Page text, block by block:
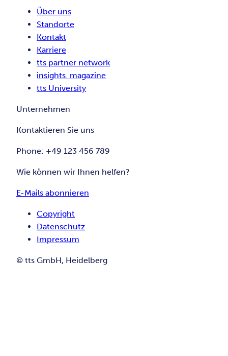
Über uns
Standorte
Kontakt
Karriere
tts partner network
insights. magazine
tts University
Unternehmen
Kontaktieren Sie uns
Phone: +49 123 456 789
Wie können wir Ihnen helfen?
E-Mails abonnieren
Copyright
Datenschutz
Impressum
© tts GmbH, Heidelberg